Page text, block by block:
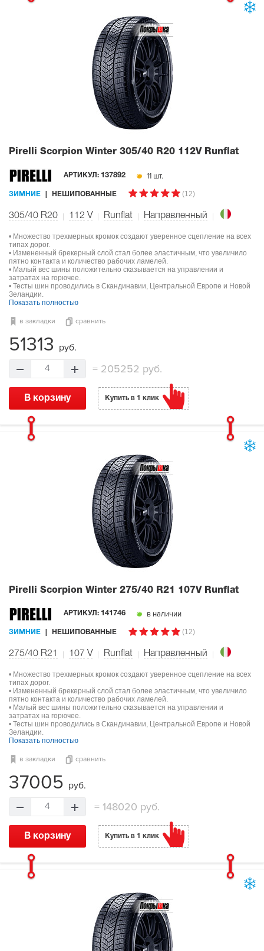
Pirelli Scorpion Winter 305/40 R20 112V Runflat
АРТИКУЛ: 137892 11 шт.
ЗИМНИЕ НЕШИПОВАННЫЕ (12)
305/40 R20 112 V Runflat Направленный
• Множество трехмерных кромок создают уверенное сцепление на всех
типах дорог.
• Измененный брекерный слой стал более эластичным, что увеличило
пятно контакта и количество рабочих ламелей.
• Малый вес шины положительно сказывается на управлении и
затратах на горючее.
• Тесты шин проводились в Скандинавии, Центральной Европе и Новой
Зеландии.
Показать полностью
в закладки сравнить
51313 руб.
4 =205252 руб.
В корзину Купить в 1 клик
Pirelli Scorpion Winter 275/40 R21 107V Runflat
АРТИКУЛ: 141746 в наличии
ЗИМНИЕ НЕШИПОВАННЫЕ (12)
275/40 R21 107 V Runflat Направленный
• Множество трехмерных кромок создают уверенное сцепление на всех
типах дорог.
• Измененный брекерный слой стал более эластичным, что увеличило
пятно контакта и количество рабочих ламелей.
• Малый вес шины положительно сказывается на управлении и
затратах на горючее.
• Тесты шин проводились в Скандинавии, Центральной Европе и Новой
Зеландии.
Показать полностью
в закладки сравнить
37005 руб.
4 = 148020 руб.
В корзину Купить в 1 клик